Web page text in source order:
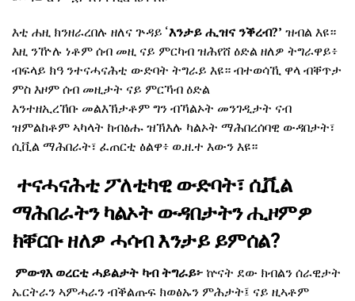
እቲ ሐዚ ክንዘራረበሉ ዘለና ጕዳይ ‘እንታይ ሒዝና ንቕረብ?’ ዝብል እዩ።
እዚ ንዅሉ ነቶም ሰብ መዚ ናይ ምርካብ ዝሕየሸ ዕድል ዘለዎ ትግራዋይ፥
ብፍላይ ክዓ ንተናሓናሕቲ ውድባት ትግራይ እዩ። ብተወሳኺ ዋላ ብቐጥታ
ምስ እዞም ሰብ መዚታት ናይ ምርኻብ ዕድል
እንተዘኢረኸቡ መልእኽታቶም ግን ብኻልኦት መንገዲታት ናብ
ዝምልከቶም ኣካላት ከብፅሑ ዝኽእሉ ካልኦት ማሕበረሰባዊ ውዳበታት፣
ሲቪል ማሕበራት፣ ፈጠርቲ ፅልዋ፥ ወ.ዘ.ተ እውን እዩ።
ተናሓናሕቲ ፖለቲካዊ ውድባት፣ ሲቪል
ማሕበራትን ካልኦት ውዳበታትን ሒዞምዎ
ክቐርቡ ዘለዎ ሓሳብ እንታይ ይምሰል?
ምውፃእ ወረርቲ ሓይልታት ካብ ትግራይ፦ ኵናት ደው ክብልን ሰራዊታት
ኤርትራን ኣምሓራን ብቕልጡፍ ክወፅኡን ምሕታት፤ ናይ ዚኣቶም